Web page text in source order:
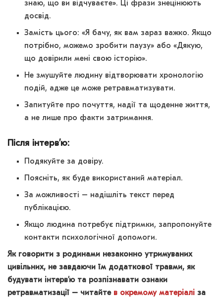
знаю, що ви відчуваєте». Ці фрази знецінюють
досвід.
Замість цього: «Я бачу, як вам зараз важко. Якщо
потрібно, можемо зробити паузу» або «Дякую,
що довірили мені свою історію».
Не змушуйте людину відтворювати хронологію
подій, адже це може ретравматизувати.
Запитуйте про почуття, надії та щоденне життя,
а не лише про факти затримання.
Після інтервʼю:
Подякуйте за довіру.
Поясніть, як буде використаний матеріал.
За можливості – надішліть текст перед
публікацією.
Якщо людина потребує підтримки, запропонуйте
контакти психологічної допомоги.
Як говорити з родинами незаконно утримуваних
цивільних, не завдаючи їм додаткової травми, як
будувати інтерв’ю та розпізнавати ознаки
ретравматизації – читайте в окремому матеріалі за